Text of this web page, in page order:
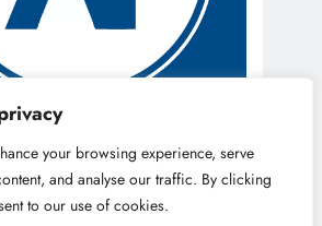
your browsing experience, serve
and analyse our traffic. By clicking
to our use of cookies.